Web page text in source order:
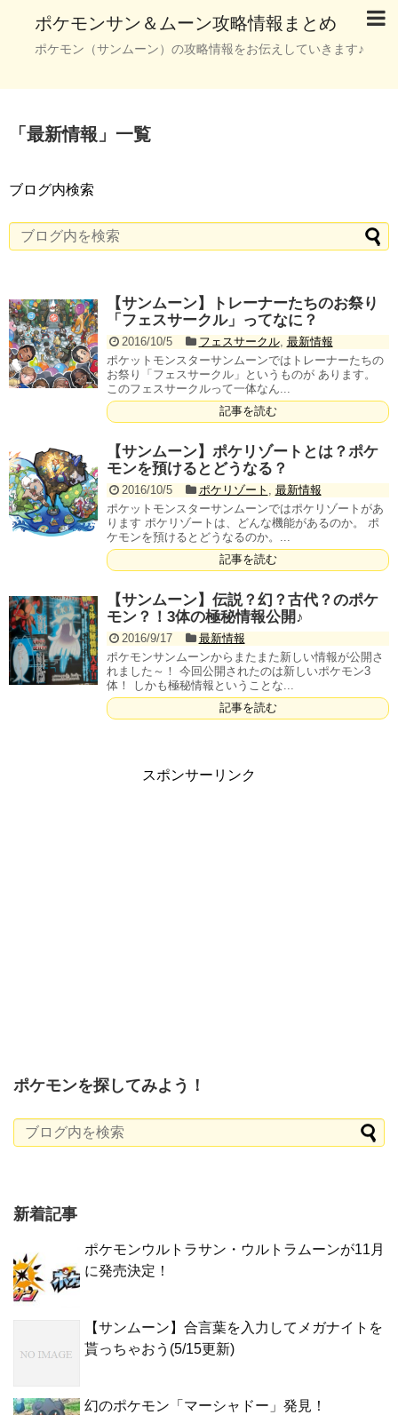
ポケモンサン＆ムーン攻略情報まとめ
ポケモン（サンムーン）の攻略情報をお伝えしていきます♪
「 最新情報 」 一覧
ブログ内検索
【サンムーン】トレーナーたちのお祭り
「フェスサークル」ってなに？
2016/10/5 フェスサークル, 最新情報
ポケットモンスターサンムーンではトレーナーたちの
お祭り「フェスサークル」というものが あります。
このフェスサークルって一体なん...
記事を読む
【サンムーン】ポケリゾートとは？ポケ
モンを預けるとどうなる？
2016/10/5 ポケリゾート , 最新情報
ポケットモンスターサンムーンではポケリゾートがあ
ります ポケリゾートは、どんな機能があるのか。 ポ
ケモンを預けるとどうなるのか。...
記事を読む
【サンムーン】伝説？幻？古代？のポケ
モン？！3体の極秘情報公開♪
2016/9/17
最新情報
ポケモンサンムーンからまたまた新しい情報が公開さ
れました～！ 今回公開されたのは新しいポケモン3
体！ しかも極秘情報ということな...
記事を読む
スポンサーリンク
ポケモンを探してみよう！
新着記事
ポケモンウルトラサン・ウルトラムーンが11月
に発売決定！
【サンムーン】合言葉を入力してメガナイトを
貰っちゃおう(5/15更新)
幻のポケモン「マーシャドー」発見！